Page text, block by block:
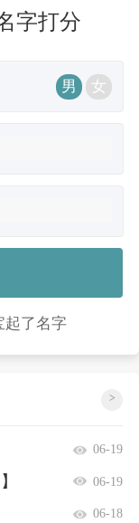
字打分
男 女
起了名字
>
06-19
06-19
06-18